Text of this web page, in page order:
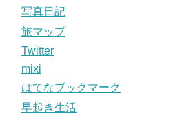
写真日記
旅マップ
Twitter
mixi
はてなブックマーク
早起き生活